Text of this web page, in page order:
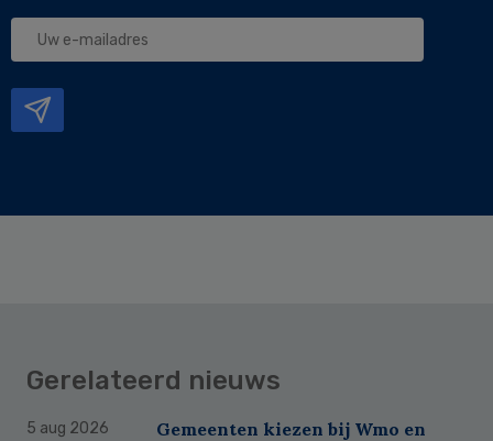
Uw
Gerelateerd nieuws
5 aug 2026
Gemeenten kiezen bij Wmo en